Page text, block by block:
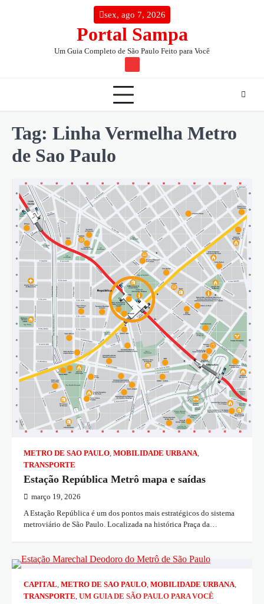
sex, ago 7, 2026
Portal Sampa
Um Guia Completo de São Paulo Feito para Você
TW
Tag: Linha Vermelha Metro
de Sao Paulo
METRO DE SAO PAULO, MOBILIDADE URBANA,
TRANSPORTE
Estação República Metrô mapa e saídas
março 19, 2026
A Estação República é um dos pontos mais estratégicos do sistema
metroviário de São Paulo. Localizada na histórica Praça da…
CAPITAL, METRO DE SAO PAULO, MOBILIDADE URBANA,
TRANSPORTE, UM GUIA DE SÃO PAULO PARA VOCÊ